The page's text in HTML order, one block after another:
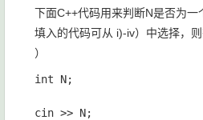
下面C++代码用来判断N是否为一
填入的代码可从 i)-iv）中选择，
）
int N;
cin >> N;